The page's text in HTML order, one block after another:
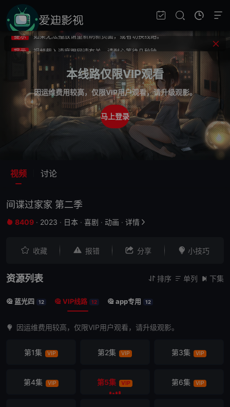
提示
提示
如果无法播放请重新刷新页面，或者切换线路。
不要轻易相信视频中的广告，谨防上当受骗!
本线路仅限VIP观看
因运维费用较高，仅限VIP用户观看，请升级观影。
马上登录
视频 讨论
间谍过家家 第二季
 8409 · 2023 · 日本 · 喜剧 · 动画 · 详情 
 收藏  报错  分享  小技巧
资源列表  排序  单列  下集
 蓝光四 12  VIP线路 12  app专用 12
因运维费用较高，仅限VIP用户观看，请升级观影。
第1集 VIP 第2集 VIP 第3集 VIP
第4集 VIP 第5集 VIP 第6集 VIP